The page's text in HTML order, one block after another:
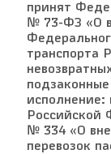
принят
№ 73-ФЗ «О
транспорта
исполнение:
Российской
№ 334 «О
перевозок